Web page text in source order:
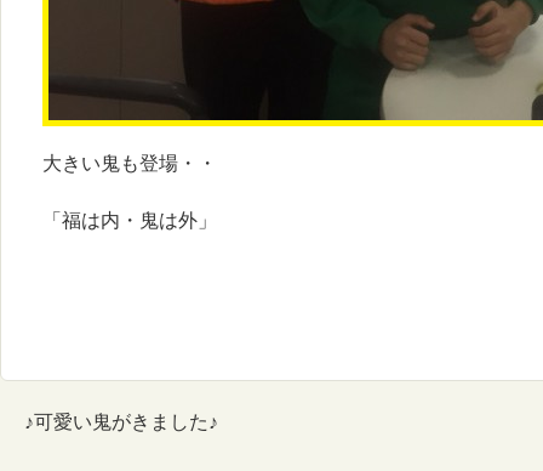
大きい鬼も登場・・
「福は内・鬼は外」
♪可愛い鬼がきました♪